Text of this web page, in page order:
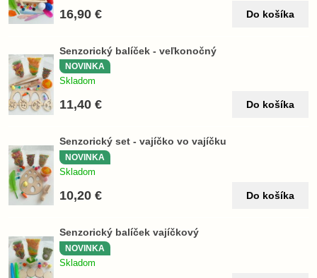
16,90 € Do košíka
Senzorický balíček - veľkonočný
NOVINKA
Skladom
11,40 € Do košíka
Senzorický set - vajíčko vo vajíčku
NOVINKA
Skladom
10,20 € Do košíka
Senzorický balíček vajíčkový
NOVINKA
Skladom